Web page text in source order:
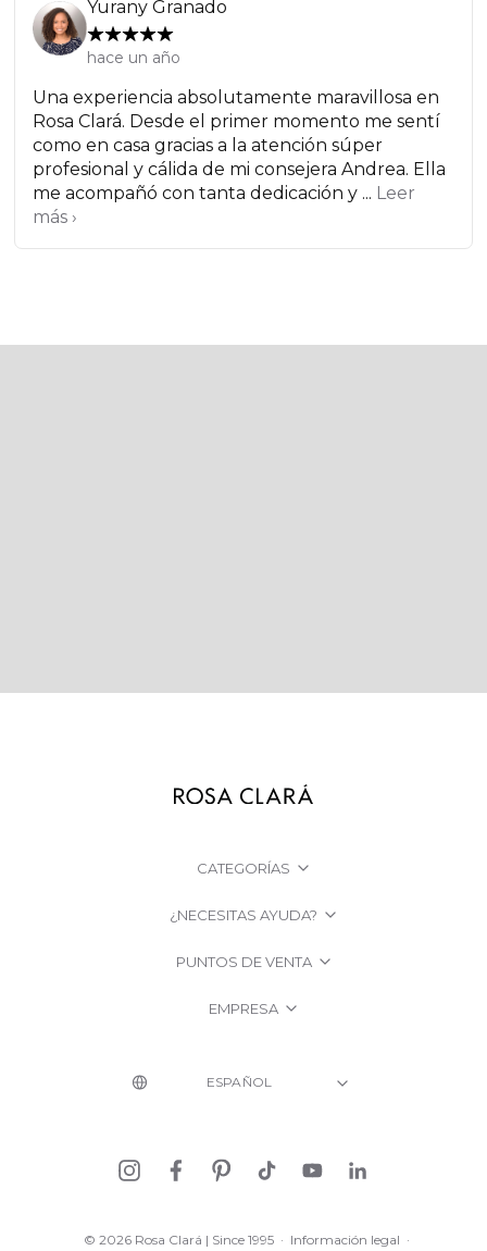
Yurany Granado
hace un año
Una experiencia absolutamente maravillosa en
Rosa Clará. Desde el primer momento me sentí
como en casa gracias a la atención súper
profesional y cálida de mi consejera Andrea. Ella
me acompañó con tanta dedicación y ... Leer
más ›
CATEGORÍAS
¿NECESITAS AYUDA?
PUNTOS DE VENTA
EMPRESA
© 2026 Rosa Clará | Since 1995 · Información legal ·